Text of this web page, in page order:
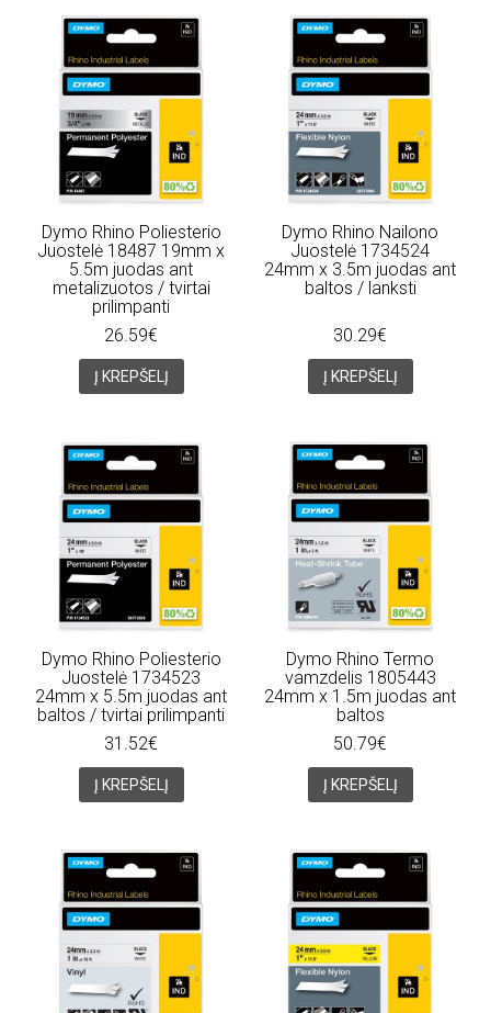
Dymo Rhino Poliesterio
Juostelė 18487 19mm x
5.5m juodas ant
metalizuotos / tvirtai
prilimpanti
26.59€
Į KREPŠELĮ
Dymo Rhino Nailono
Juostelė 1734524
24mm x 3.5m juodas ant
baltos / lanksti
30.29€
Į KREPŠELĮ
Dymo Rhino Poliesterio
Juostelė 1734523
24mm x 5.5m juodas ant
baltos / tvirtai prilimpanti
31.52€
Į KREPŠELĮ
Dymo Rhino Termo
vamzdelis 1805443
24mm x 1.5m juodas ant
baltos
50.79€
Į KREPŠELĮ